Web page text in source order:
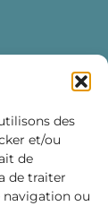
des
et/ou
de
de traiter
navigation ou